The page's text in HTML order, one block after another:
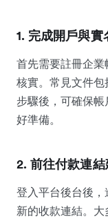
1. 完成開戶與實
首先需要註冊企
核實。常見文件
步驟後，可確保
好準備。
2. 前往付款連
登入平台後台後
新的收款連結。大